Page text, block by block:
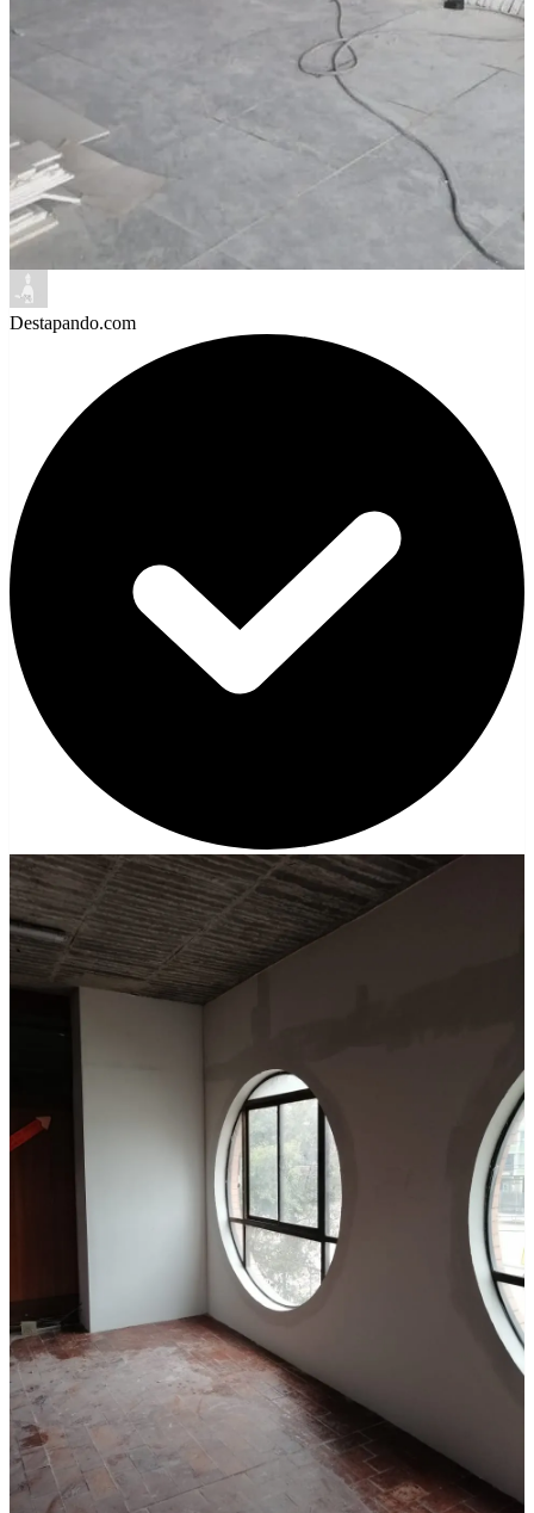
Destapando.com